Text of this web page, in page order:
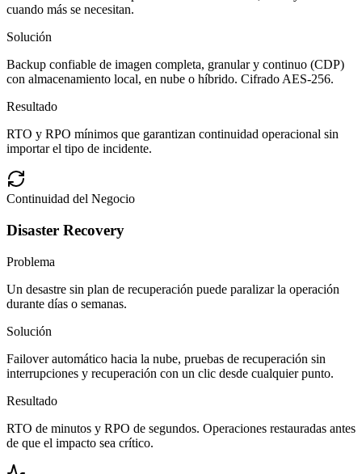
cuando más se necesitan.
Solución
Backup confiable de imagen completa, granular y continuo (CDP)
con almacenamiento local, en nube o híbrido. Cifrado AES-256.
Resultado
RTO y RPO mínimos que garantizan continuidad operacional sin
importar el tipo de incidente.
Continuidad del Negocio
Disaster Recovery
Problema
Un desastre sin plan de recuperación puede paralizar la operación
durante días o semanas.
Solución
Failover automático hacia la nube, pruebas de recuperación sin
interrupciones y recuperación con un clic desde cualquier punto.
Resultado
RTO de minutos y RPO de segundos. Operaciones restauradas antes
de que el impacto sea crítico.